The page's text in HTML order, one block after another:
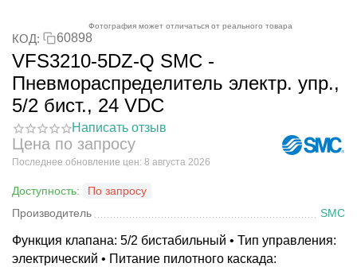
Фотография может отличаться от реального товара
КОД: 60898
VFS3210-5DZ-Q SMC -
Пневмораспределитель электр. упр.,
5/2 бист., 24 VDC
Написать отзыв
Цена по запросу
Последнее обновление цен: 8 августа 2026
Доступность:
По запросу
Производитель
SMC
Функция клапана: 5/2 бистабильный • Тип управления:
электрический • Питание пилотного каскада: